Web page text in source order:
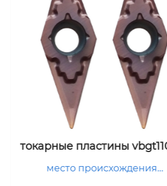
державка rg123h25-2525b-
место происхождения китай